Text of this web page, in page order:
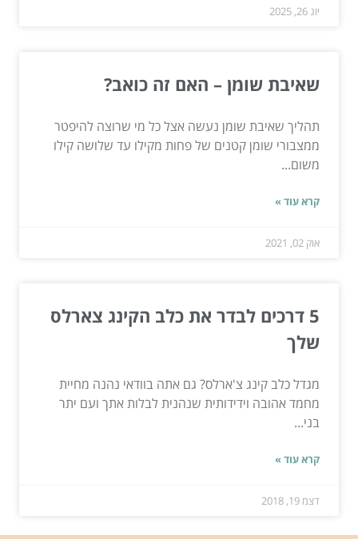
יונ 26, 2025
שאיבת שומן – האם זה כואב?
תהליך שאיבת שומן נעשה אצל כל מי שרוצה להיפטר
ממצבורי שומן קטנים של פחות מקילו עד שלושה קילו
משום...
קרא עוד »
אוק 02, 2021
5 דרכים לבדר את כלב הקינג צארלס
שלך
מגדל כלב קינג צ'ארלס? גם אתה בוודאי נהנה מחיית
מחמד אהובה וידידותית שנהנית לבלות אתך ועם יתר
בני...
קרא עוד »
דצמ 19, 2018